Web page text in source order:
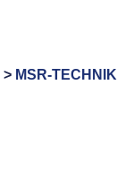
> MSR-TECHNIK